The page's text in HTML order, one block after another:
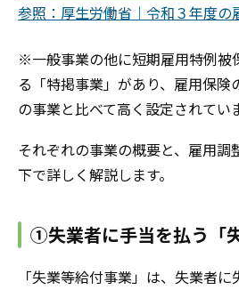
参照：厚生労働省｜令和３年度の
※一般事業の他に短期雇用特例被
る「特掲事業」があり、雇用保険
の事業と比べて高く設定されてい
それぞれの事業の概要と、雇用調
下で詳しく解説します。
①失業者に手当を払う「
「失業等給付事業」は、失業者